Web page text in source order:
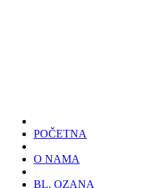
POČETNA
O NAMA
BL. OZANA